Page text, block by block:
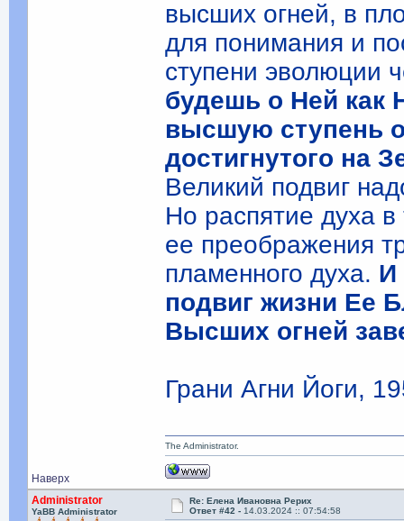
высших огней, в
для понимания и
ступени эволюции
будешь о Ней как
высшую ступень
достигнутого на
Великий подвиг
Но распятие духа в
ее преображения
пламенного духа. И
подвиг жизни Ее
Высших огней
Грани Агни Йоги,
Наверх
The Administrator.
Administrator
YaBB Administrator
Re: Елена Ивановна Рерих
Ответ #42 - 14.03.2024 :: 07:54:58